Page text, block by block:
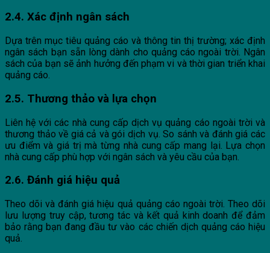
2.4. Xác định ngân sách
Dựa trên mục tiêu quảng cáo và thông tin thị trường; xác định
ngân sách bạn sẵn lòng dành cho quảng cáo ngoài trời. Ngân
sách của bạn sẽ ảnh hưởng đến phạm vi và thời gian triển khai
quảng cáo.
2.5. Thương thảo và lựa chọn
Liên hệ với các nhà cung cấp dịch vụ quảng cáo ngoài trời và
thương thảo về giá cả và gói dịch vụ. So sánh và đánh giá các
ưu điểm và giá trị mà từng nhà cung cấp mang lại. Lựa chọn
nhà cung cấp phù hợp với ngân sách và yêu cầu của bạn.
2.6. Đánh giá hiệu quả
Theo dõi và đánh giá hiệu quả quảng cáo ngoài trời. Theo dõi
lưu lượng truy cập, tương tác và kết quả kinh doanh để đảm
bảo rằng bạn đang đầu tư vào các chiến dịch quảng cáo hiệu
quả.